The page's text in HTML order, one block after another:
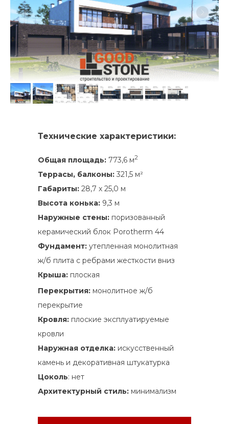
Технические характеристики:
Общая площадь: 773,6 м2
Террасы, балконы: 321,5 м²
Габариты: 28,7 х 25,0 м
Высота конька: 9,3 м
Наружные стены: поризованный
керамический блок Porotherm 44
Фундамент: утепленная монолитная
ж/б плита с ребрами жесткости вниз
Крыша: плоская
Перекрытия: монолитное ж/б
перекрытие
Кровля: плоские эксплуатируемые
кровли
Наружная отделка: искусственный
камень и декоративная штукатурка
Цоколь: нет
Архитектурный стиль: минимализм